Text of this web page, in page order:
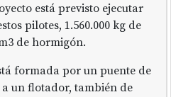
está previsto ejecutar
pilotes, 1.560.000 kg de
de hormigón.
formada por un puente de
un flotador, también de